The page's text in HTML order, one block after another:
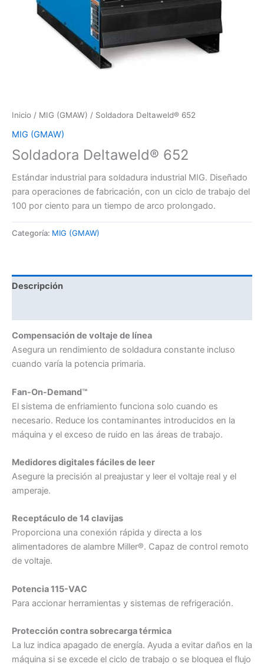
Inicio / MIG (GMAW) / Soldadora Deltaweld® 652
MIG (GMAW)
Soldadora Deltaweld® 652
Estándar industrial para soldadura industrial MIG. Diseñado
para operaciones de fabricación, con un ciclo de trabajo del
100 por ciento para un tiempo de arco prolongado.
Categoría: MIG (GMAW)
Descripción
Compensación de voltaje de línea
Asegura un rendimiento de soldadura constante incluso
cuando varía la potencia primaria.
Fan-On-Demand™
El sistema de enfriamiento funciona solo cuando es
necesario. Reduce los contaminantes introducidos en la
máquina y el exceso de ruido en las áreas de trabajo.
Medidores digitales fáciles de leer
Asegure la precisión al preajustar y leer el voltaje real y el
amperaje.
Receptáculo de 14 clavijas
Proporciona una conexión rápida y directa a los
alimentadores de alambre Miller®. Capaz de control remoto
de voltaje.
Potencia 115-VAC
Para accionar herramientas y sistemas de refrigeración.
Protección contra sobrecarga térmica
La luz indica apagado de energía. Ayuda a evitar daños en la
máquina si se excede el ciclo de trabajo o se bloquea el flujo